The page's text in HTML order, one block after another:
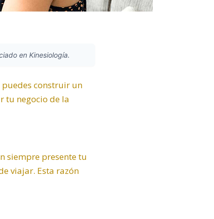
en Kinesiología.
construir un
tu negocio de la
siempre presente tu
viajar. Esta razón